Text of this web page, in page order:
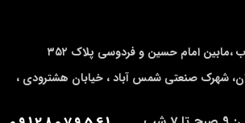
،مابین امام حسین و فردوسی پلاک ۳۵۲
شهرک صنعتی شمس آباد ، خیابان هشترودی ،